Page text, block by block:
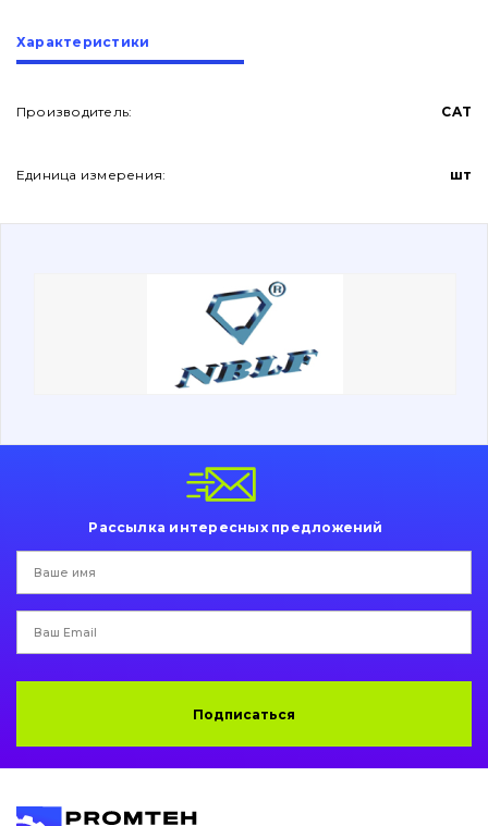
О нас
Контакты
Вакансии
Фильтры и смазочные материалы
Ножи, режущие кромки
Защита (ковша, адаптера)
Пальци и втулки
Гидравлика
написати
Характеристики
Производитель: CAT
Единица измерения: шт
Рассылка интересных предложений
Подписаться